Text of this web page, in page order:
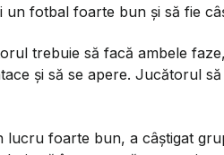
un fotbal foarte bun și să fie
trebuie să facă ambele
și să se apere. Jucătorul
lucru foarte bun, a câștigat